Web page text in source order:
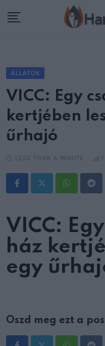
ÁLLATOK
VICC: Egy
kertjében
űrhajó
Whatsapp
VICC:
ház
egy
Oszd meg ezt a